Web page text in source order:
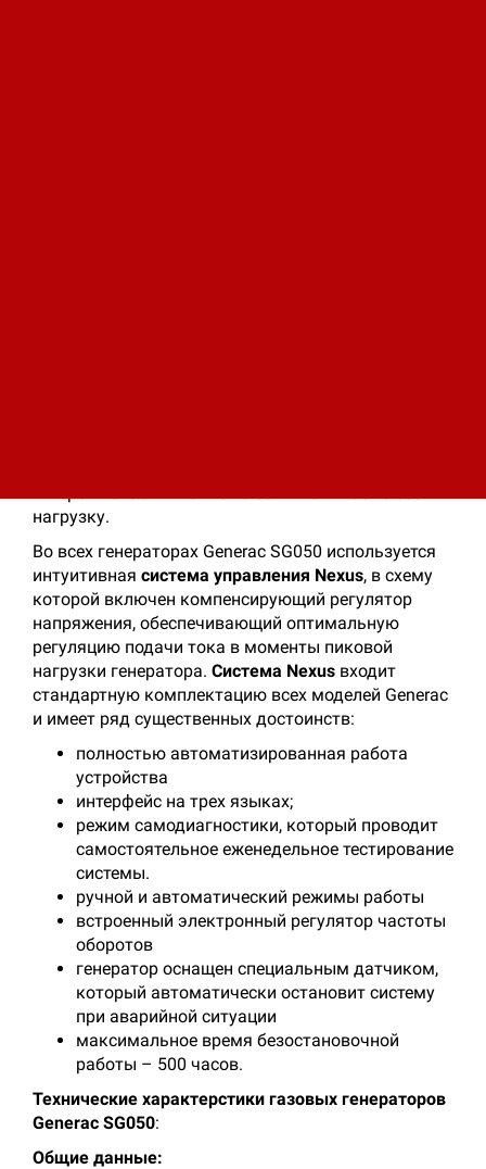
нагрузку.
Во всех генераторах Generac SG050 используется
интуитивная система управления Nexus, в схему
которой включен компенсирующий регулятор
напряжения, обеспечивающий оптимальную
регуляцию подачи тока в моменты пиковой
нагрузки генератора. Система Nexus входит
стандартную комплектацию всех моделей Generac
и имеет ряд существенных достоинств:
полностью автоматизированная работа
устройства
интерфейс на трех языках;
режим самодиагностики, который проводит
самостоятельное еженедельное тестирование
системы.
ручной и автоматический режимы работы
встроенный электронный регулятор частоты
оборотов
генератор оснащен специальным датчиком,
который автоматически остановит систему
при аварийной ситуации
максимальное время безостановочной
работы – 500 часов.
Технические характерстики газовых генераторов
Generac SG050:
Общие данные: